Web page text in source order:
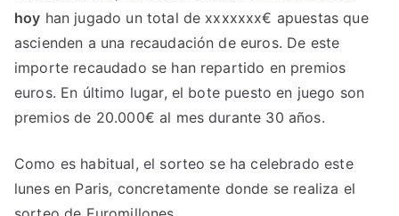
hoy han jugado un total de xxxxxxx€ apuestas que
ascienden a una recaudación de euros. De este
importe recaudado se han repartido en premios
euros. En último lugar, el bote puesto en juego son
premios de 20.000€ al mes durante 30 años.
Como es habitual, el sorteo se ha celebrado este
lunes en Paris, concretamente donde se realiza el